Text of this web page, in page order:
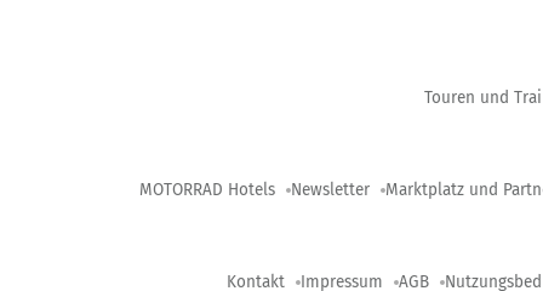
Touren und
MOTORRAD Hotels Newsletter Marktplatz und
Kontakt Impressum AGB